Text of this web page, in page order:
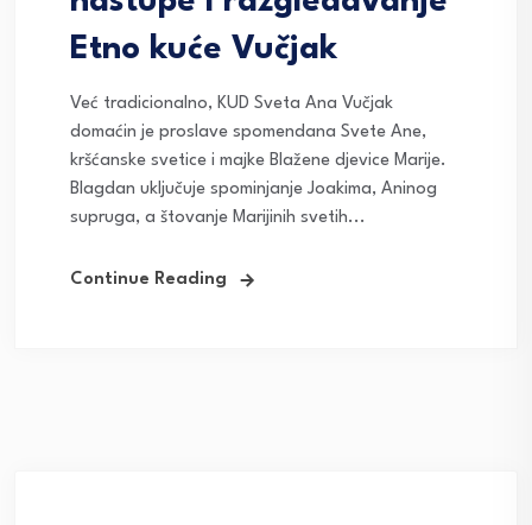
Etno kuće Vučjak
Već tradicionalno, KUD Sveta Ana Vučjak
domaćin je proslave spomendana Svete Ane,
kršćanske svetice i majke Blažene djevice Marije.
Blagdan uključuje spominjanje Joakima, Aninog
supruga, a štovanje Marijinih svetih...
Continue Reading